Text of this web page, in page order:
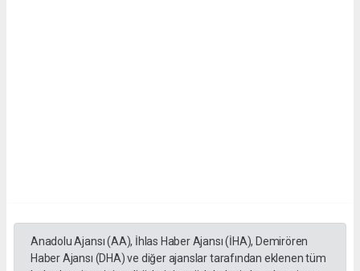
Anadolu Ajansı (AA), İhlas Haber Ajansı (İHA), Demirören
Haber Ajansı (DHA) ve diğer ajanslar tarafından eklenen tüm